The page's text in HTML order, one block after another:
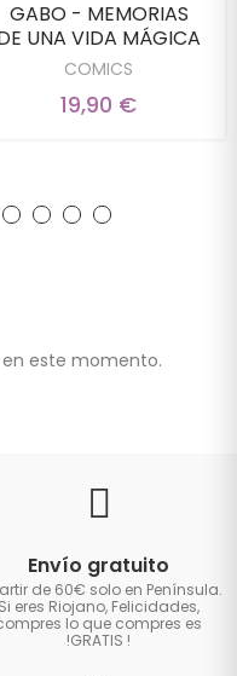
GABO - MEMORIAS
UNA VIDA MÁGICA
COMICS
19,90 €
este momento.
Envío gratuito
de 60€ solo en Península.
Si eres Riojano, Felicidades,
lo que compres es
!GRATIS !